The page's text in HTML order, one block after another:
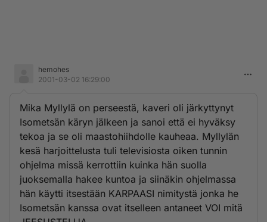
hemohes
2001-03-02 16:29:00
Mika Myllylä on perseestä, kaveri oli järkyttynyt
Isometsän käryn jälkeen ja sanoi että ei hyväksy
tekoa ja se oli maastohiihdolle kauheaa. Myllylän
kesä harjoittelusta tuli televisiosta oiken tunnin
ohjelma missä kerrottiin kuinka hän suolla
juoksemalla hakee kuntoa ja siinäkin ohjelmassa
hän käytti itsestään KARPAASI nimitystä jonka he
Isometsän kanssa ovat itselleen antaneet VOI mitä